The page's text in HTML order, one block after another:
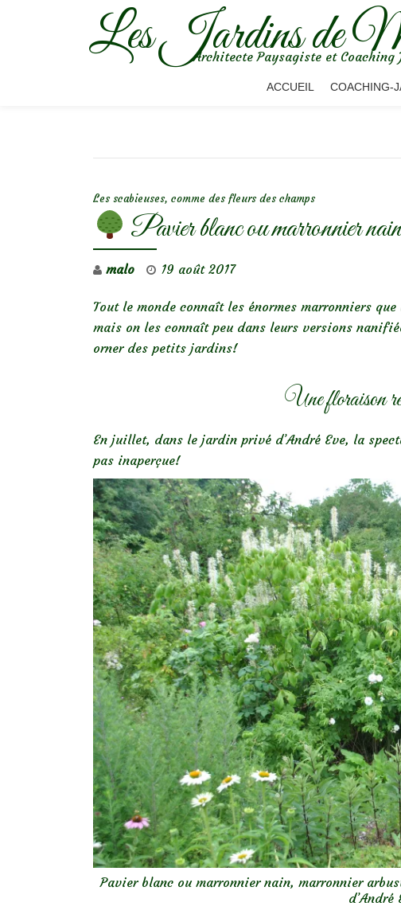
Les Jardins de
Architecte Paysagiste et Coaching
ACCUEIL COACHING-
Les scabieuses, comme des fleurs des champs
Pavier blanc ou marronnier
malo 19 août 2017
Tout le monde connaît les énormes marronniers
mais on les connaît peu dans leurs versions
orner des petits jardins!
Une floraison
En juillet, dans le jardin privé d’André Eve, la
pas inaperçue!
Pavier blanc ou marronnier nain, marronnier
d’André